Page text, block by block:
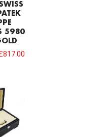
5980
817.00